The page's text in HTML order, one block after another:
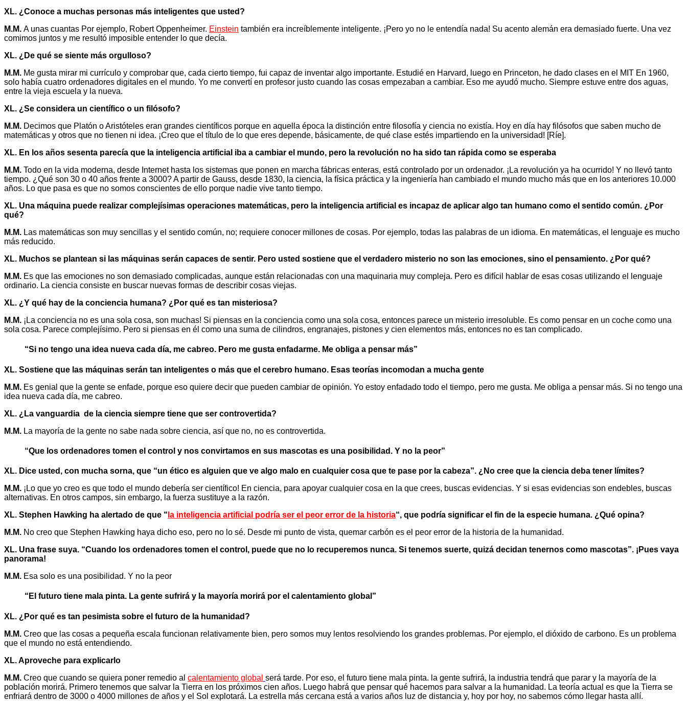
XL. ¿Conoce a muchas personas más inteligentes que usted?
M.M. A unas cuantas Por ejemplo, Robert Oppenheimer. Einstein también era increíblemente inteligente. ¡Pero yo no le entendía nada! Su acento alemán era demasiado fuerte. Una vez
comimos juntos y me resultó imposible entender lo que decía.
XL. ¿De qué se siente más orgulloso?
M.M. Me gusta mirar mi currículo y comprobar que, cada cierto tiempo, fui capaz de inventar algo importante. Estudié en Harvard, luego en Princeton, he dado clases en el MIT En 1960,
solo había cuatro ordenadores digitales en el mundo. Yo me convertí en profesor justo cuando las cosas empezaban a cambiar. Eso me ayudó mucho. Siempre estuve entre dos aguas,
entre la vieja escuela y la nueva.
XL. ¿Se considera un científico o un filósofo?
M.M. Decimos que Platón o Aristóteles eran grandes científicos porque en aquella época la distinción entre filosofía y ciencia no existía. Hoy en día hay filósofos que saben mucho de
matemáticas y otros que no tienen ni idea. ¡Creo que el título de lo que eres depende, básicamente, de qué clase estés impartiendo en la universidad! [Ríe].
XL. En los años sesenta parecía que la inteligencia artificial iba a cambiar el mundo, pero la revolución no ha sido tan rápida como se esperaba
M.M. Todo en la vida moderna, desde Internet hasta los sistemas que ponen en marcha fábricas enteras, está controlado por un ordenador. ¡La revolución ya ha ocurrido! Y no llevó tanto
tiempo. ¿Qué son 30 o 40 años frente a 3000? A partir de Gauss, desde 1830, la ciencia, la física práctica y la ingeniería han cambiado el mundo mucho más que en los anteriores 10.000
años. Lo que pasa es que no somos conscientes de ello porque nadie vive tanto tiempo.
XL. Una máquina puede realizar complejísimas operaciones matemáticas, pero la inteligencia artificial es incapaz de aplicar algo tan humano como el sentido común. ¿Por
qué?
M.M. Las matemáticas son muy sencillas y el sentido común, no; requiere conocer millones de cosas. Por ejemplo, todas las palabras de un idioma. En matemáticas, el lenguaje es mucho
más reducido.
XL. Muchos se plantean si las máquinas serán capaces de sentir. Pero usted sostiene que el verdadero misterio no son las emociones, sino el pensamiento. ¿Por qué?
M.M. Es que las emociones no son demasiado complicadas, aunque están relacionadas con una maquinaria muy compleja. Pero es difícil hablar de esas cosas utilizando el lenguaje
ordinario. La ciencia consiste en buscar nuevas formas de describir cosas viejas.
XL. ¿Y qué hay de la conciencia humana? ¿Por qué es tan misteriosa?
M.M. ¡La conciencia no es una sola cosa, son muchas! Si piensas en la conciencia como una sola cosa, entonces parece un misterio irresoluble. Es como pensar en un coche como una
sola cosa. Parece complejísimo. Pero si piensas en él como una suma de cilindros, engranajes, pistones y cien elementos más, entonces no es tan complicado.
“Si no tengo una idea nueva cada día, me cabreo. Pero me gusta enfadarme. Me obliga a pensar más”
XL. Sostiene que las máquinas serán tan inteligentes o más que el cerebro humano. Esas teorías incomodan a mucha gente
M.M. Es genial que la gente se enfade, porque eso quiere decir que pueden cambiar de opinión. Yo estoy enfadado todo el tiempo, pero me gusta. Me obliga a pensar más. Si no tengo una
idea nueva cada día, me cabreo.
XL. ¿La vanguardia de la ciencia siempre tiene que ser controvertida?
M.M. La mayoría de la gente no sabe nada sobre ciencia, así que no, no es controvertida.
“Que los ordenadores tomen el control y nos convirtamos en sus mascotas es una posibilidad. Y no la peor”
XL. Dice usted, con mucha sorna, que “un ético es alguien que ve algo malo en cualquier cosa que te pase por la cabeza”. ¿No cree que la ciencia deba tener límites?
M.M. ¡Lo que yo creo es que todo el mundo debería ser científico! En ciencia, para apoyar cualquier cosa en la que crees, buscas evidencias. Y si esas evidencias son endebles, buscas
alternativas. En otros campos, sin embargo, la fuerza sustituye a la razón.
XL. Stephen Hawking ha alertado de que “ la inteligencia artificial podría ser el peor error de la historia“, que podría significar el fin de la especie humana. ¿Qué opina?
M.M. No creo que Stephen Hawking haya dicho eso, pero no lo sé. Desde mi punto de vista, quemar carbón es el peor error de la historia de la humanidad.
XL. Una frase suya. “Cuando los ordenadores tomen el control, puede que no lo recuperemos nunca. Si tenemos suerte, quizá decidan tenernos como mascotas”. ¡Pues vaya
panorama!
M.M. Esa solo es una posibilidad. Y no la peor
“El futuro tiene mala pinta. La gente sufrirá y la mayoría morirá por el calentamiento global”
XL. ¿Por qué es tan pesimista sobre el futuro de la humanidad?
M.M. Creo que las cosas a pequeña escala funcionan relativamente bien, pero somos muy lentos resolviendo los grandes problemas. Por ejemplo, el dióxido de carbono. Es un problema
que el mundo no está entendiendo.
XL. Aproveche para explicarlo
M.M. Creo que cuando se quiera poner remedio al calentamiento global será tarde. Por eso, el futuro tiene mala pinta. la gente sufrirá, la industria tendrá que parar y la mayoría de la
población morirá. Primero tenemos que salvar la Tierra en los próximos cien años. Luego habrá que pensar qué hacemos para salvar a la humanidad. La teoría actual es que la Tierra se
enfriará dentro de 3000 o 4000 millones de años y el Sol explotará. La estrella más cercana está a varios años luz de distancia y, hoy por hoy, no sabemos cómo llegar hasta allí.